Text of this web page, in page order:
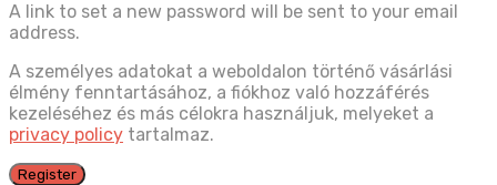
A link to set a new password will be sent to your email
address.
A személyes adatokat a weboldalon történő vásárlási
élmény fenntartásához, a fiókhoz való hozzáférés
kezeléséhez és más célokra használjuk, melyeket a
privacy policy tartalmaz.
Register